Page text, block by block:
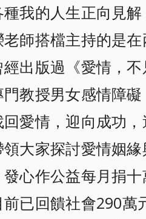
我的人生正向見
師搭檔主持的是
出版過《愛情，
教授男女感情障
愛情，迎向成功
大家探討愛情姻
心作公益每月捐
已回饋社會290萬